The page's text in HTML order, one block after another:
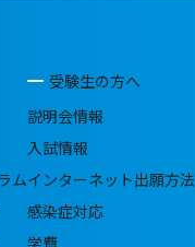
ム
受験生の方へ
説明会情報
入試情報
インターネット出願方法
感染症対応
学費